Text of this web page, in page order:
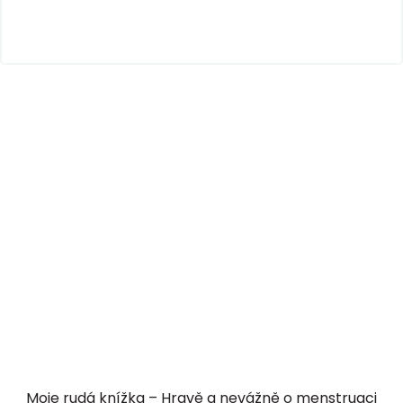
Moje rudá knížka – Hravě a nevážně o menstruaci